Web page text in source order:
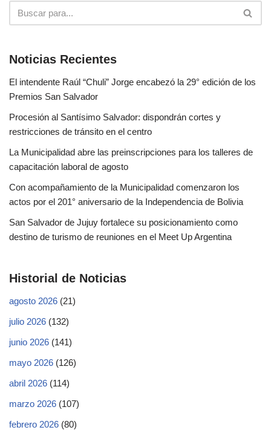
Noticias Recientes
El intendente Raúl “Chuli” Jorge encabezó la 29° edición de los
Premios San Salvador
Procesión al Santísimo Salvador: dispondrán cortes y
restricciones de tránsito en el centro
La Municipalidad abre las preinscripciones para los talleres de
capacitación laboral de agosto
Con acompañamiento de la Municipalidad comenzaron los
actos por el 201° aniversario de la Independencia de Bolivia
San Salvador de Jujuy fortalece su posicionamiento como
destino de turismo de reuniones en el Meet Up Argentina
Historial de Noticias
agosto 2026 (21)
julio 2026 (132)
junio 2026 (141)
mayo 2026 (126)
abril 2026 (114)
marzo 2026 (107)
febrero 2026 (80)